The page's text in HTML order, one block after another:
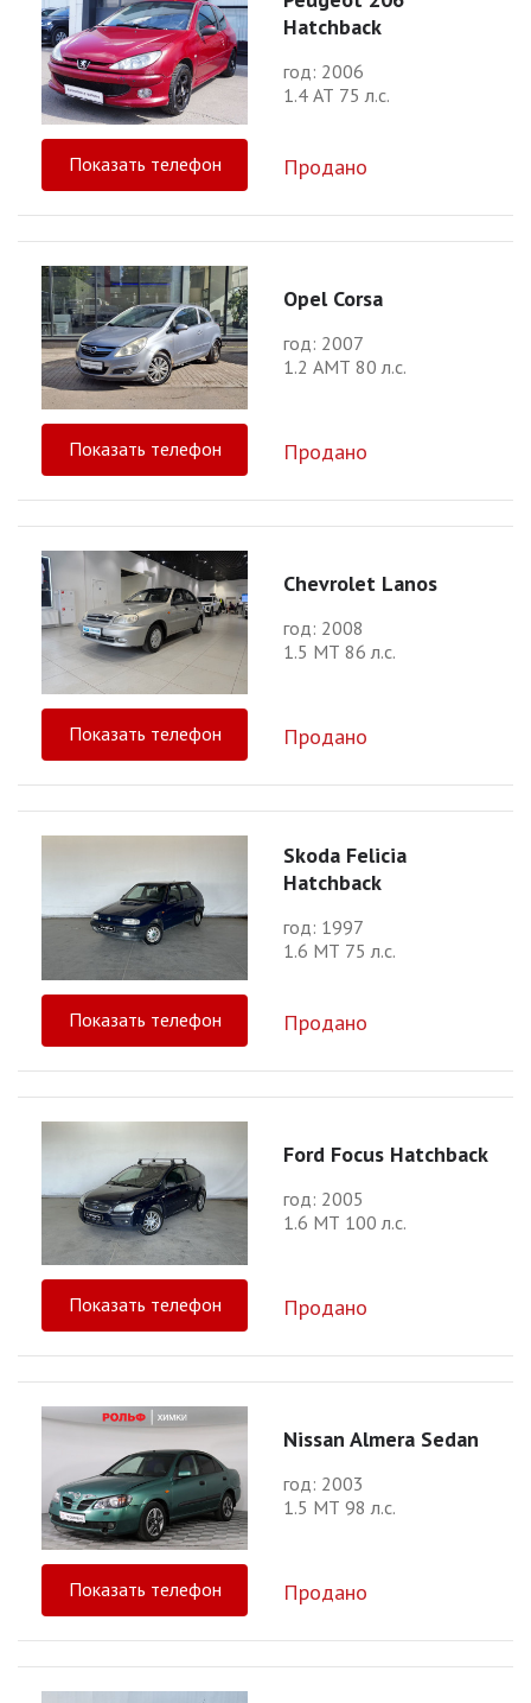
Hatchback
год: 2006
1.4 АТ 75 л.с.
Показать телефон Продано
Opel Corsa
год: 2007
1.2 АМТ 80 л.с.
Показать телефон Продано
Chevrolet Lanos
год: 2008
1.5 МТ 86 л.с.
Показать телефон Продано
Skoda Felicia
Hatchback
год: 1997
1.6 МТ 75 л.с.
Показать телефон Продано
Ford Focus Hatchback
год: 2005
1.6 МТ 100 л.с.
Показать телефон Продано
Nissan Almera Sedan
год: 2003
1.5 МТ 98 л.с.
Показать телефон Продано